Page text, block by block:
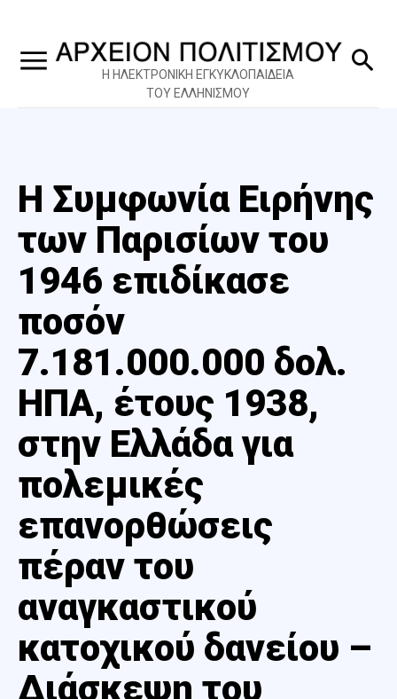
Η ΗΛΕΚΤΡΟΝΙΚΗ ΕΓΚΥΚΛΟΠΑΙΔΕΙΑ
ΤΟΥ ΕΛΛΗΝΙΣΜΟΥ
Η Συμφωνία Ειρήνης
των Παρισίων του
1946 επιδίκασε
ποσόν
7.181.000.000 δολ.
ΗΠΑ, έτους 1938,
στην Ελλάδα για
πολεμικές
επανορθώσεις
πέραν του
αναγκαστικού
κατοχικού δανείου –
Διάσκεψη του